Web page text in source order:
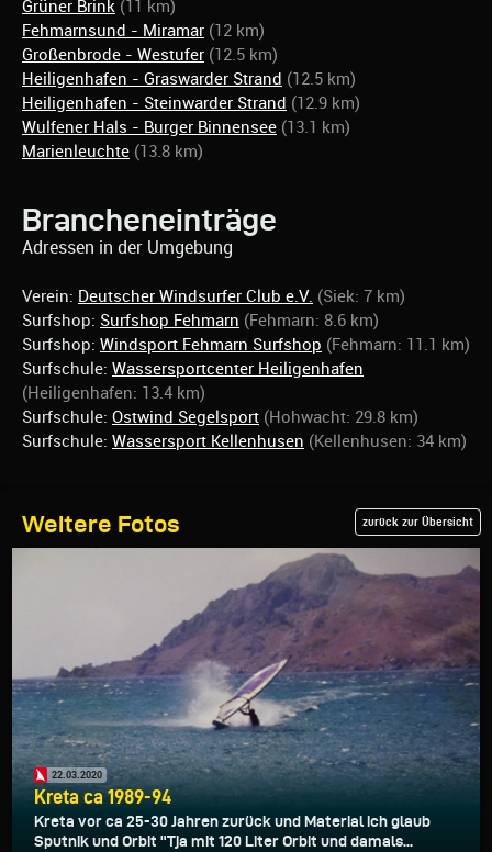
Grüner Brink (11 km)
Fehmarnsund - Miramar (12 km)
Großenbrode - Westufer (12.5 km)
Heiligenhafen - Graswarder Strand (12.5 km)
Heiligenhafen - Steinwarder Strand (12.9 km)
Wulfener Hals - Burger Binnensee (13.1 km)
Marienleuchte (13.8 km)
Brancheneinträge
Adressen in der Umgebung
Verein: Deutscher Windsurfer Club e.V. (Siek: 7 km)
Surfshop: Surfshop Fehmarn (Fehmarn: 8.6 km)
Surfshop: Windsport Fehmarn Surfshop (Fehmarn: 11.1 km)
Surfschule: Wassersportcenter Heiligenhafen
(Heiligenhafen: 13.4 km)
Surfschule: Ostwind Segelsport (Hohwacht: 29.8 km)
Surfschule: Wassersport Kellenhusen (Kellenhusen: 34 km)
Weitere Fotos zurück zur Übersicht
22.03.2020
Kreta ca 1989-94
Kreta vor ca 25-30 Jahren zurück und Material ich glaub
Sputnik und Orbit "Tja mit 120 Liter Orbit und damals...